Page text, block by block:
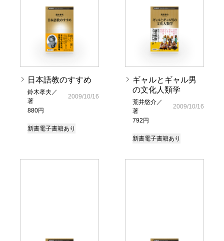
日本語教のすすめ
鈴木孝夫／
著
880円
2009/10/16
新書電子書籍あり
ギャルとギャル男
の文化人類学
荒井悠介／
著
792円
2009/10/16
新書電子書籍あり